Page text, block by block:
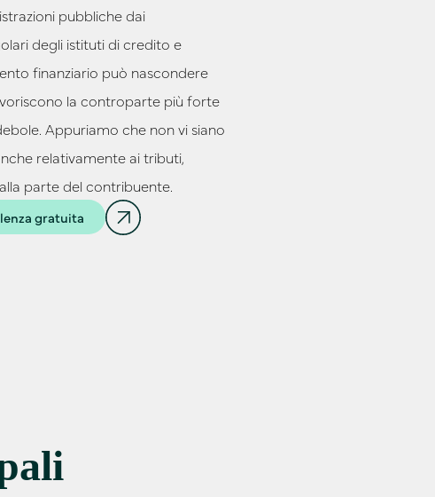
pubbliche dai
degli istituti di credito e
finanziario può nascondere
la controparte più forte
Appuriamo che non vi siano
relativamente ai tributi,
parte del contribuente.
gratuita